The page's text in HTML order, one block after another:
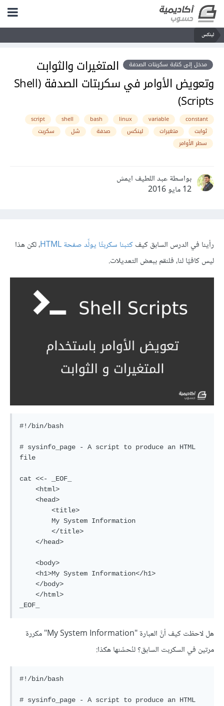
لينكس
مدخل إلى كتابة سكربتات الصدفة
المتغيرات والثوابت
وتعويض الأوامر في سكربتات الصدفة (Shell
Scripts)
constant
variable
linux
bash
shell
script
ثوابت
متغيرات لينكس صدفة شل
سكربت
سطر الأوامر
بواسطة عبد اللطيف ايمش
12 مايو 2016
رأينا في الدرس السابق كيفكتبنا سكربتًا يولِّد صفحة HTML
، لكن هذا
ليس كافيًا لنا، فلنقم ببعض التعديلات.
#!/bin/bash
# sysinfo_page - A script to produce an HTML
file
cat <<- _EOF_
_EOF_
هل لاحظت كيف أنَّ العبارة "My System Information" مكررة
مرتين في السكربت السابق؟ لنُحسِّنها هكذا:
#!/bin/bash
# sysinfo_page - A script to produce an HTML